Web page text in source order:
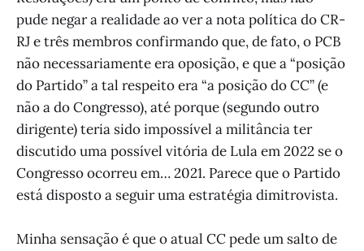
pude negar a realidade ao ver a nota política do CR-
RJ e três membros confirmando que, de fato, o PCB
não necessariamente era oposição, e que a “posição
do Partido” a tal respeito era “a posição do CC” (e
não a do Congresso), até porque (segundo outro
dirigente) teria sido impossível a militância ter
discutido uma possível vitória de Lula em 2022 se o
Congresso ocorreu em… 2021. Parece que o Partido
está disposto a seguir uma estratégia dimitrovista.
Minha sensação é que o atual CC pede um salto de